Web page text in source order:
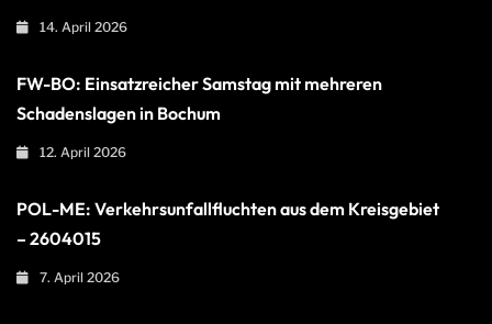
14. April 2026
FW-BO: Einsatzreicher Samstag mit mehreren
Schadenslagen in Bochum
12. April 2026
POL-ME: Verkehrsunfallfluchten aus dem Kreisgebiet
– 2604015
7. April 2026